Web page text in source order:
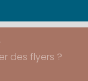
des flyers ?